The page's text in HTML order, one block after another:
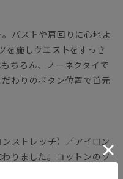
バストや肩回りに心地よ
を施しウエストをすっき
ちろん、ノーネクタイで
わりのボタン位置で首元
ストレッチ）／アイロン
りました。コットンのソ